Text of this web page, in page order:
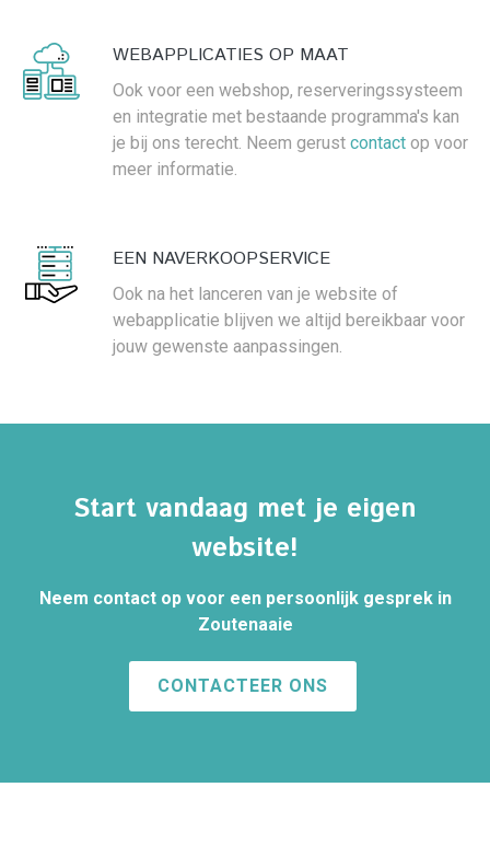
WEBAPPLICATIES OP MAAT
Ook voor een webshop, reserveringssysteem
en integratie met bestaande programma's kan
je bij ons terecht. Neem gerust contact op voor
meer informatie.
EEN NAVERKOOPSERVICE
Ook na het lanceren van je website of
webapplicatie blijven we altijd bereikbaar voor
jouw gewenste aanpassingen.
Start vandaag met je eigen
website!
Neem contact op voor een persoonlijk gesprek in
Zoutenaaie
CONTACTEER ONS